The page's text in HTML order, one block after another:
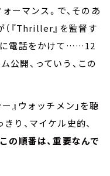
ーマンス。で、そのあ
（『Thriller』を監督す
に電話をかけて……12
公開、っていう、この
』ウォッチメン」を聴
り、マイケル史的、
この順番は、重要なんで